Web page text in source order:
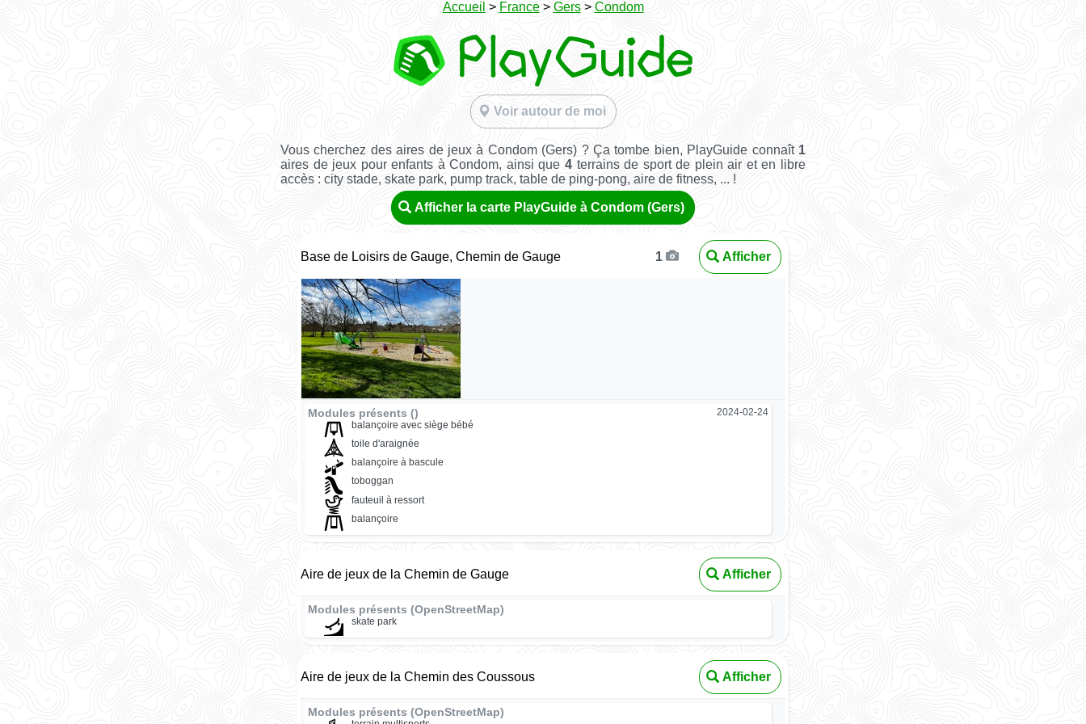
Accueil > France> Gers> Condom
Voir autour de moi
Vous cherchez des aires de jeux à Condom (Gers) ? Ça tombe bien, PlayGuide connaît 1
aires de jeux pour enfants à Condom, ainsi que 4 terrains de sport de plein air et en libre
accès : city stade, skate park, pump track, table de ping-pong, aire de fitness, ... !
Afficher la carte PlayGuide à Condom (Gers)
Base de Loisirs de Gauge, Chemin de Gauge 1 Afficher
Modules présents () 2024-02-24
balançoire avec siège bébé
toile d'araignée
balançoire à bascule
toboggan
fauteuil à ressort
balançoire
Aire de jeux de la Chemin de Gauge Afficher
Modules présents (OpenStreetMap)
skate park
Aire de jeux de la Chemin des Coussous Afficher
Modules présents (OpenStreetMap)